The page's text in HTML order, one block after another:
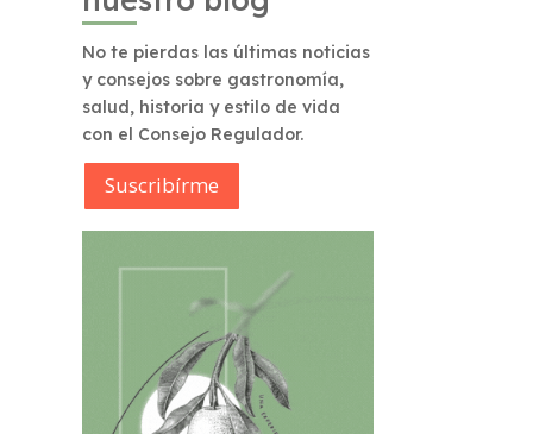
No te pierdas las últimas noticias
y consejos sobre gastronomía,
salud, historia y estilo de vida
con el Consejo Regulador.
Suscribírme